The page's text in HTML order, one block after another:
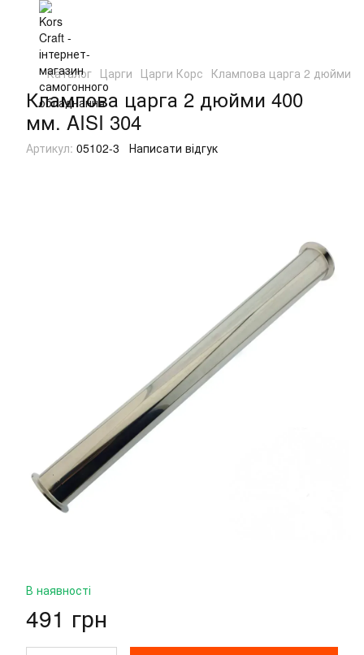
Каталог Царги Царги Корс Клампова царга 2 дюйми
Клампова царга 2 дюйми 400
мм. AISI 304
Артикул: 05102-3 Написати відгук
В наявності
491 грн